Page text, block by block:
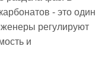
- это один
регулируют
и